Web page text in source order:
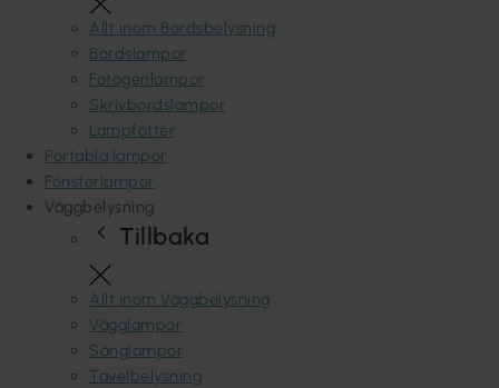
Allt inom Bordsbelysning
Bordslampor
Fotogenlampor
Skrivbordslampor
Lampfötter
Portabla lampor
Fönsterlampor
Väggbelysning
Tillbaka
Allt inom Väggbelysning
Vägglampor
Sänglampor
Tavelbelysning